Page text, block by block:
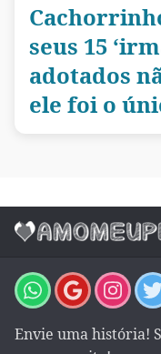
seus 15
adotados
ele foi o
Envie uma história!